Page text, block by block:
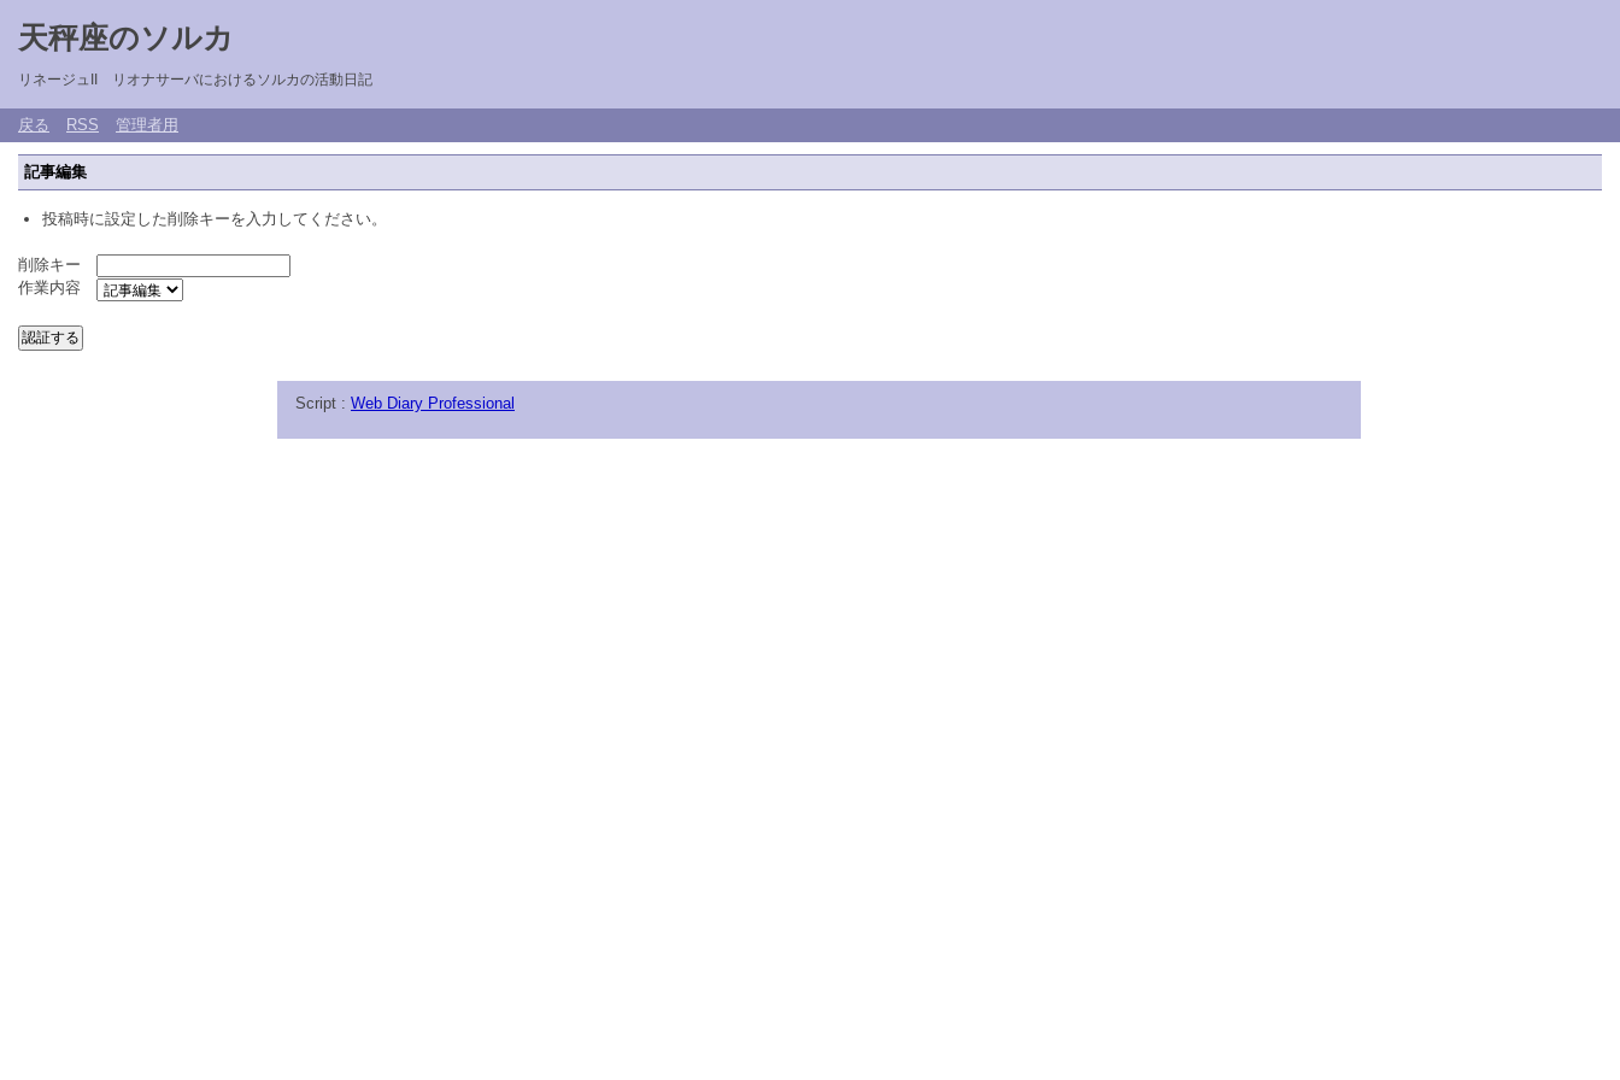
天秤座のソルカ
リネージュII リオナサーバにおけるソルカの活動日記
戻る RSS 管理者用
記事編集
投稿時に設定した削除キーを入力してください。
削除キー
作業内容
Script : Web Diary Professional